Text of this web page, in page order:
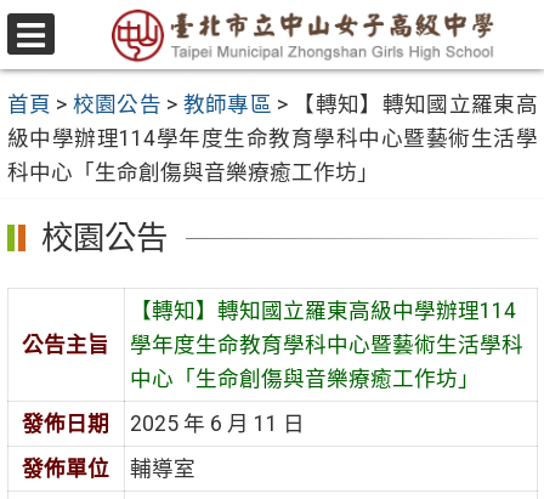
跳
至
要
內
容
區
選
單
首頁 > 校園公告 > 教師專區 >
【轉知】轉知國立羅東高
級中學辦理114學年度生命教育學科中心暨藝術生活學
科中心「生命創傷與音樂療癒工作坊」
校園公告
公告主旨
【轉知】轉知國立羅東高級中學辦理114
學年度生命教育學科中心暨藝術生活學科
中心「生命創傷與音樂療癒工作坊」
發佈日期
2025 年 6 月 11 日
發佈單位
輔導室